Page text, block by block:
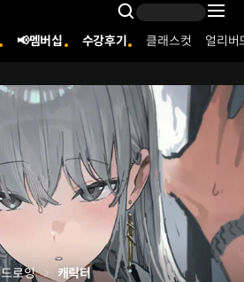
Search
📢멤버십 수강후기 클래스컷 얼리버
드로잉 캐릭터